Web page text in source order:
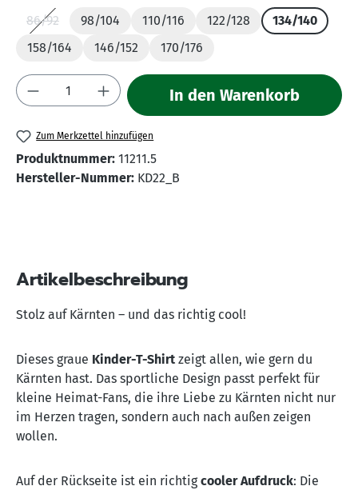
86/92
(Diese Option ist zurzeit nicht verfügbar.)
98/104 110/116 122/128
134/140
158/164
146/152 170/176
Produkt Anzahl: Gib den gewünschten
In den Warenkorb
Zum Merkzettel hinzufügen
Produktnummer: 11211.5
Hersteller-Nummer: KD22_B
Artikelbeschreibung
Stolz auf Kärnten – und das richtig cool!
Dieses graue Kinder-T-Shirt zeigt allen, wie gern du
Kärnten hast. Das sportliche Design passt perfekt für
kleine Heimat-Fans, die ihre Liebe zu Kärnten nicht nur
im Herzen tragen, sondern auch nach außen zeigen
wollen.
Auf der Rückseite ist ein richtigcooler Aufdruck: Die